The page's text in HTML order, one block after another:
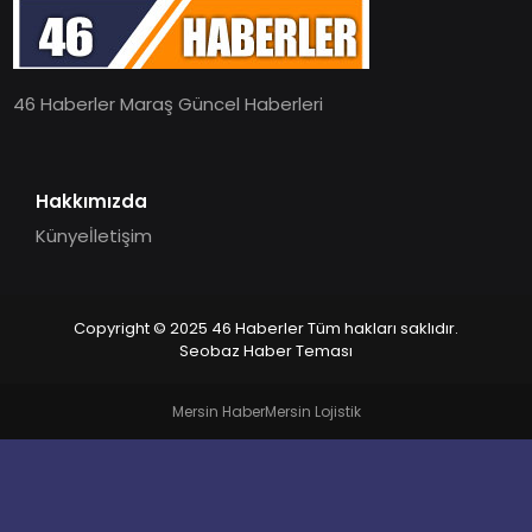
EĞITIM
MAGAZIN
YAŞAM
46 Haberler Maraş Güncel Haberleri
Hakkımızda
Künyeİletişim
Copyright © 2025 46 Haberler Tüm hakları saklıdır.
Seobaz Haber Teması
Mersin HaberMersin Lojistik